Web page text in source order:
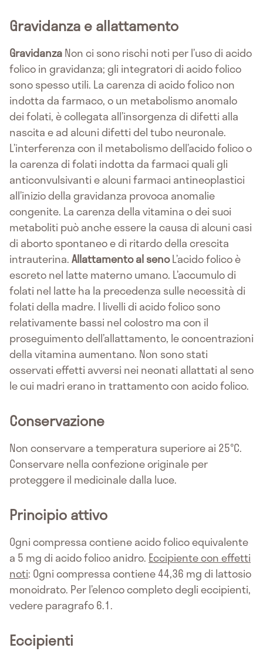
Gravidanza e allattamento
GravidanzaNon ci sono rischi noti per l’uso di acido
folico in gravidanza; gli integratori di acido folico
sono spesso utili. La carenza di acido folico non
indotta da farmaco, o un metabolismo anomalo
dei folati, è collegata all’insorgenza di difetti alla
nascita e ad alcuni difetti del tubo neuronale.
L’interferenza con il metabolismo dell’acido folico o
la carenza di folati indotta da farmaci quali gli
anticonvulsivanti e alcuni farmaci antineoplastici
all’inizio della gravidanza provoca anomalie
congenite. La carenza della vitamina o dei suoi
metaboliti può anche essere la causa di alcuni casi
di aborto spontaneo e di ritardo della crescita
intrauterina.Allattamento al senoL’acido folico è
escreto nel latte materno umano. L’accumulo di
folati nel latte ha la precedenza sulle necessità di
folati della madre. I livelli di acido folico sono
relativamente bassi nel colostro ma con il
proseguimento dell’allattamento, le concentrazioni
della vitamina aumentano. Non sono stati
osservati effetti avversi nei neonati allattati al seno
le cui madri erano in trattamento con acido folico.
Conservazione
Non conservare a temperatura superiore ai 25°C.
Conservare nella confezione originale per
proteggere il medicinale dalla luce.
Principio attivo
Ogni compressa contiene acido folico equivalente
a 5 mg di acido folico anidro. Eccipiente con effetti
noti: Ogni compressa contiene 44,36 mg di lattosio
monoidrato. Per l’elenco completo degli eccipienti,
vedere paragrafo 6.1.
Eccipienti